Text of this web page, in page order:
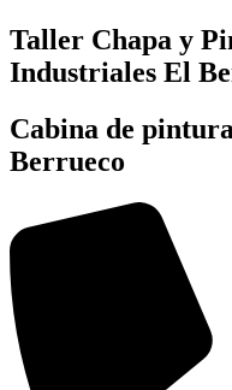
Taller Chapa y
Industriales El
Cabina de
Berrueco